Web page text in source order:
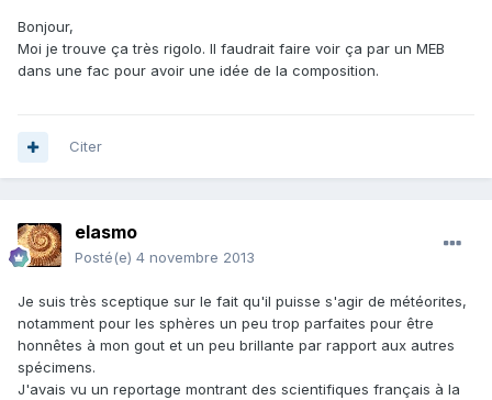
Bonjour,
Moi je trouve ça très rigolo. Il faudrait faire voir ça par un MEB
dans une fac pour avoir une idée de la composition.
Citer
elasmo
Posté(e) 4 novembre 2013
Je suis très sceptique sur le fait qu'il puisse s'agir de météorites,
notamment pour les sphères un peu trop parfaites pour être
honnêtes à mon gout et un peu brillante par rapport aux autres
spécimens.
J'avais vu un reportage montrant des scientifiques français à la